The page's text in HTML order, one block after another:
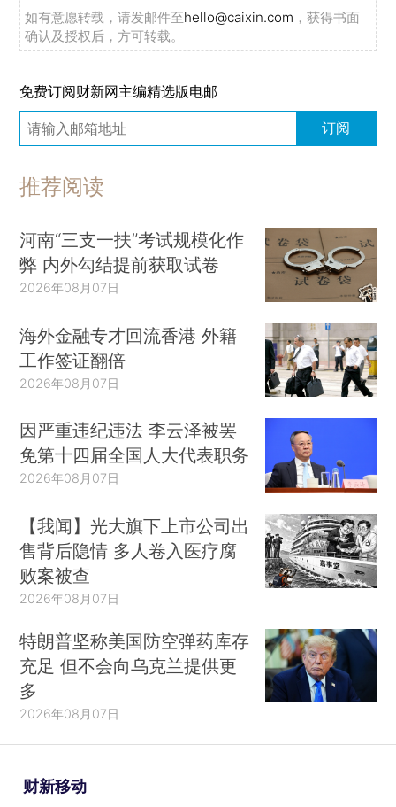
如有意愿转载，请发邮件至hello@caixin.com ，获得书面
确认及授权后，方可转载。
免费订阅财新网主编精选版电邮
订阅
推荐阅读
河南“三支一扶”考试规模化作
弊 内外勾结提前获取试卷
2026年08月07日
海外金融专才回流香港 外籍
工作签证翻倍
2026年08月07日
因严重违纪违法 李云泽被罢
免第十四届全国人大代表职务
2026年08月07日
【我闻】光大旗下上市公司出
售背后隐情 多人卷入医疗腐
败案被查
2026年08月07日
特朗普坚称美国防空弹药库存
充足 但不会向乌克兰提供更
多
2026年08月07日
财新移动